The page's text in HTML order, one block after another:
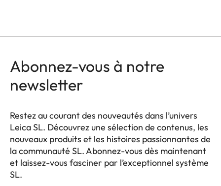
Abonnez-vous à notre
newsletter
Restez au courant des nouveautés dans l’univers
Leica SL. Découvrez une sélection de contenus, les
nouveaux produits et les histoires passionnantes de
la communauté SL. Abonnez-vous dès maintenant
et laissez-vous fasciner par l’exceptionnel système
SL.